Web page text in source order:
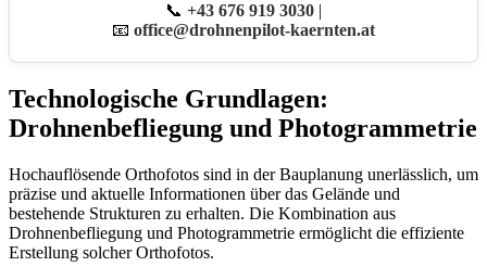
📞 +43 676 919 3030 |
📧 office@drohnenpilot-kaernten.at
Technologische Grundlagen:
Drohnenbefliegung und Photogrammetrie
Hochauflösende Orthofotos sind in der Bauplanung unerlässlich, um
präzise und aktuelle Informationen über das Gelände und
bestehende Strukturen zu erhalten. Die Kombination aus
Drohnenbefliegung und Photogrammetrie ermöglicht die effiziente
Erstellung solcher Orthofotos.